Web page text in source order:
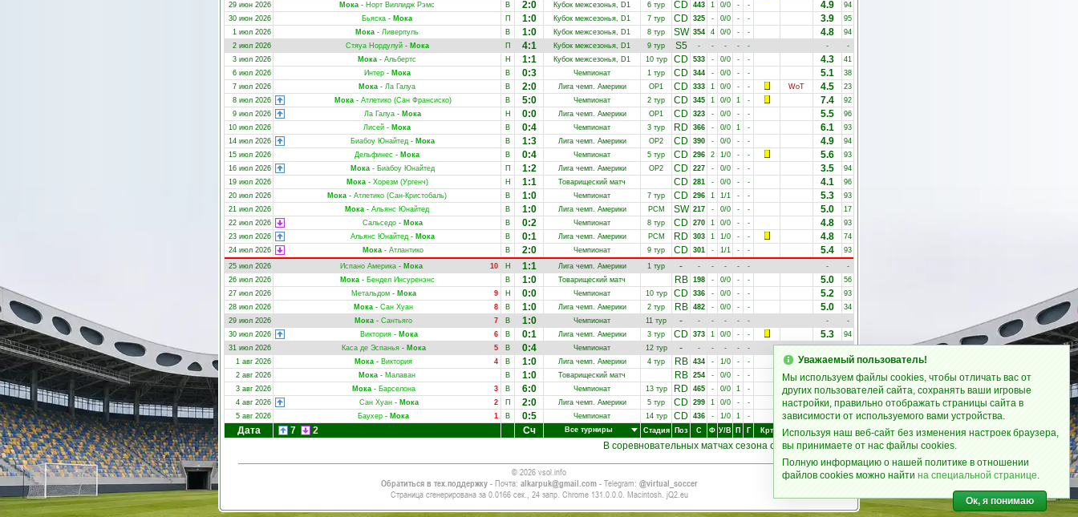
29 июн 2026
Мока - Норт Виллидж Рэмс В 2:0 Кубок межсезонья, D1 6 тур CD 443 1 0/0 - - 4.9
94
30 июн 2026
Бьяска - Мока П 1:0 Кубок межсезонья, D1 7 тур CD 325 - 0/0 - - 3.9
95
1 июл 2026
Мока - Ливерпуль В 1:0 Кубок межсезонья, D1 8 тур SW 354 4 0/0 - - 4.8
94
2 июл 2026
Стяуа Нордулуй- Мока П 4:1 Кубок межсезонья, D1 9 тур S5 - - - - - -
-
3 июл 2026
Мока - Альбертс Н 1:1 Кубок межсезонья, D1 10 тур CD 533 - 0/0 - - 4.3
41
6 июл 2026
Интер- Мока В 0:3 Чемпионат 1 тур CD 344 - 0/0 - - 5.1
38
7 июл 2026
Мока - Ла Галуа В 2:0 Лига чемп. Америки ОР1 CD 333 1 0/0 - - WoT 4.5
23
8 июл 2026
Мока- Атлетико (Сан Франсиско) В 5:0 Чемпионат 2 тур CD 345 1 0/0 1 - 7.4
92
9 июл 2026
Ла Галуа - Мока Н 0:0 Лига чемп. Америки ОР1 CD 323 - 0/0 - - 5.5
96
10 июл 2026
Лисей - Мока В 0:4 Чемпионат 3 тур RD 366 - 0/0 1 - 6.1
93
14 июл 2026
Биабоу Юнайтед - Мока В 1:3 Лига чемп. Америки ОР2 CD 390 - 0/0 - - 4.9
94
15 июл 2026
Дельфинес - Мока В 0:4 Чемпионат 5 тур CD 296 2 1/0 - - 5.6
93
16 июл 2026
Мока - Биабоу Юнайтед П 1:2 Лига чемп. Америки ОР2 CD 227 - 0/0 - - 3.5
94
19 июл 2026
Мока- Хорезм (Ургенч) Н 1:1 Товарищеский матч CD 281 - 0/0 - - 4.1
96
20 июл 2026
Мока - Атлетико (Сан-Кристобаль) В 1:0 Чемпионат 7 тур CD 296 1 1/1 - - 5.3
93
21 июл 2026
Мока - Альянс Юнайтед В 1:0 Лига чемп. Америки РСМ SW 217 - 0/0 - - 5.0
17
22 июл 2026
Сальседо - Мока В 0:2 Чемпионат 8 тур CD 270 1 0/0 - - 4.8
93
23 июл 2026
Альянс Юнайтед - Мока В 0:1 Лига чемп. Америки РСМ RD 303 1 1/0 - - 4.8
74
24 июл 2026
Мока- Атлантико В 2:0 Чемпионат 9 тур CD 301 - 1/1 - - 5.4
93
25 июл 2026
10
Испано Америка - Мока Н 1:1 Лига чемп. Америки 1 тур - - - - - - -
-
26 июл 2026
Мока- Бендел Инсуренэнс В 1:0 Товарищеский матч RB 198 - 0/0 - - 5.0
56
27 июл 2026
9
Метальдом- Мока Н 0:0 Чемпионат 10 тур CD 336 - 0/0 - - 5.2
93
28 июл 2026
8
Мока - Сан Хуан В 1:0 Лига чемп. Америки 2 тур RB 482 - 0/0 - - 5.0
34
29 июл 2026
7
Мока - Сантьяго В 1:0 Чемпионат 11 тур - - - - - - -
-
30 июл 2026
6
Виктория - Мока В 0:1 Лига чемп. Америки 3 тур CD 373 1 0/0 - - 5.3
94
31 июл 2026
5
Каса де Эспанья- Мока В 0:4 Чемпионат 12 тур - - - - - - -
-
1 авг 2026
4
Мока - Виктория В 1:0 Лига чемп. Америки 4 тур RB 434 - 1/0 - - 5.2
39
2 авг 2026
Мока - Малаван В 1:0 Товарищеский матч RB 254 - 0/0 - - 4.9
55
3 авг 2026
3
Мока- Барселона В 6:0 Чемпионат 13 тур RD 465 - 0/0 1 - 6.7
92
4 авг 2026
2
Сан Хуан - Мока П 2:0 Лига чемп. Америки 5 тур CD 299 1 0/0 - - 3.8
96
5 авг 2026
1
Баухер - Мока В 0:5 Чемпионат 14 тур CD 436 - 1/0 1 - 6.6 93
Дата 7 2 Сч Все турниры Стадия Поз С Ф У/В П Г Крт Доп Оц М
В соревновательных матчах сезона сыграл:2 330мин.
© 2026 vsol.info
Обратиться в тех.поддержку- Почта: alkarpuk@gmail.com- Telegram: @virtual_soccer
Страница сгенерирована за 0.0166 сек., 24 запр. Chrome 131.0.0.0. Macintosh. jQ2.eu
Уважаемый пользователь!
Мы используем файлы cookies, чтобы отличать вас от
других пользователей сайта, сохранять ваши игровые
настройки, правильно отображать страницы сайта в
зависимости от используемого вами устройства.
Используя наш веб-сайт без изменения настроек браузера,
вы принимаете от нас файлы cookies.
Полную информацию о нашей политике в отношении
файлов cookies можно найти на специальной странице.
Ок, я понимаю